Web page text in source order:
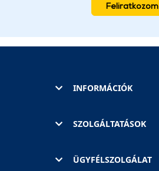
Feliratkozom
INFORMÁCIÓK
SZOLGÁLTATÁSOK
ÜGYFÉLSZOLGÁLAT